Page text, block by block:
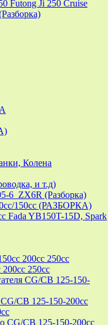
Futong Ji 250 Cruise
Колена
и т.д)
6_ZX6R (Разборка)
150cc (РАЗБОРКА)
YB150T-15D, Spark
200cc 250cc
250cc
CG/CB 125-150-
CB 125-150-200cc
CG/CB 125-150-200cc